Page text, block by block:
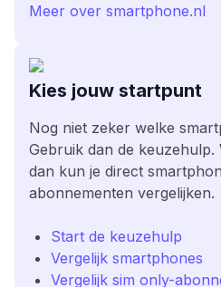
Meer over smartphone.nl
Kies jouw startpunt
Nog niet zeker welke
Gebruik dan de keuzehulp.
dan kun je direct
abonnementen vergelijken.
Start de keuzehulp
Vergelijk smartphones
Vergelijk sim only-